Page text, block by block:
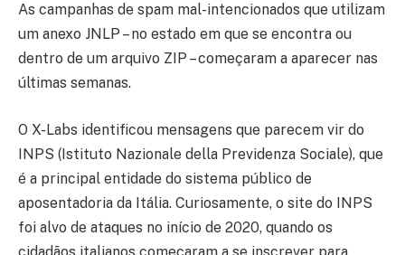
As campanhas de spam mal-intencionados que utilizam
um anexo JNLP – no estado em que se encontra ou
dentro de um arquivo ZIP – começaram a aparecer nas
últimas semanas.
O X-Labs identificou mensagens que parecem vir do
INPS (Istituto Nazionale della Previdenza Sociale), que
é a principal entidade do sistema público de
aposentadoria da Itália. Curiosamente, o site do INPS
foi alvo de ataques no início de 2020, quando os
cidadãos italianos começaram a se inscrever para